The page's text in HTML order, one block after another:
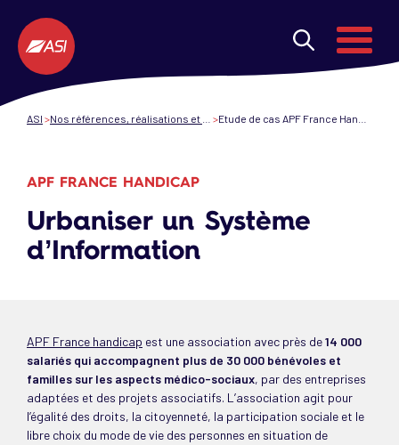
Menu
ASI
APF FRANCE HANDICAP
Urbaniser un Système
d’Information
APF France handicap est une association avec près de14 000
salariés qui accompagnent plus de 30 000 bénévoles et
familles sur les aspects médico-sociaux, par des entreprises
adaptées et des projets associatifs. L’association agit pour
l’égalité des droits, la citoyenneté, la participation sociale et le
libre choix du mode de vie des personnes en situation de